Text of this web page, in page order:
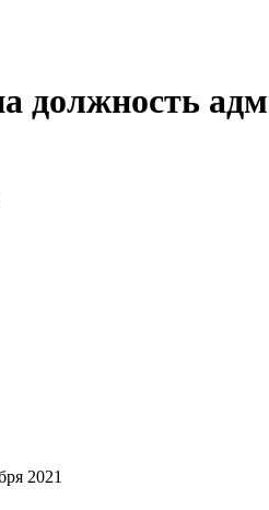
должность
2021